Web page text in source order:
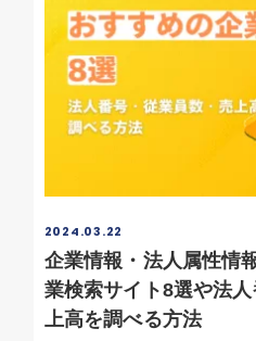
2024.03.22
企業情報・法人属性情
業検索サイト8選や法
上高を調べる方法